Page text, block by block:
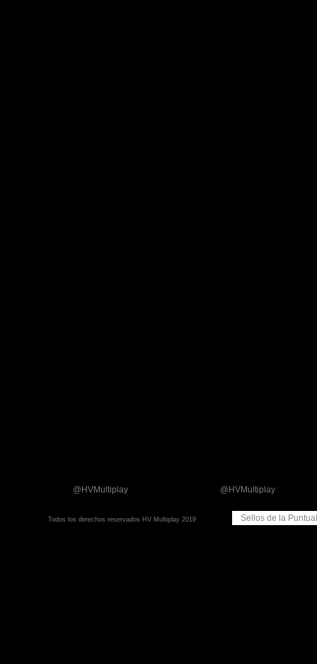
@HVMultiplay @HVMultiplay
Todos los derechos reservados HV Multiplay 2019 Sellos de la